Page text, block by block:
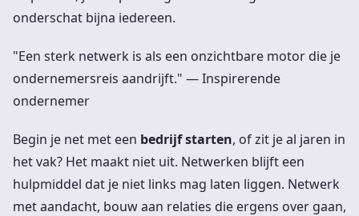
onderschat bijna iedereen.
"Een sterk netwerk is als een onzichtbare motor die je
ondernemersreis aandrijft." — Inspirerende
ondernemer
Begin je net met een bedrijf starten, of zit je al jaren in
het vak? Het maakt niet uit. Netwerken blijft een
hulpmiddel dat je niet links mag laten liggen. Netwerk
met aandacht, bouw aan relaties die ergens over gaan,